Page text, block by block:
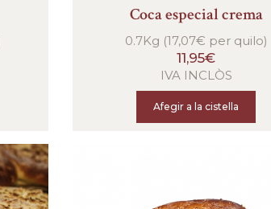
Coca especial crema
0.7Kg (17,07€ per quilo)
11,95€
IVA INCLÒS
Afegir a la cistella